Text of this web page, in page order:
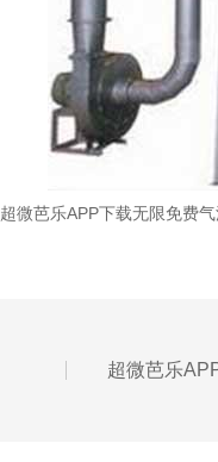
超微芭乐APP下载无限免费